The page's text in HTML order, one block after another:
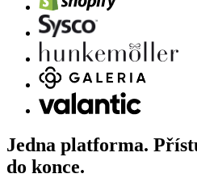
Jedna platforma.
do konce.